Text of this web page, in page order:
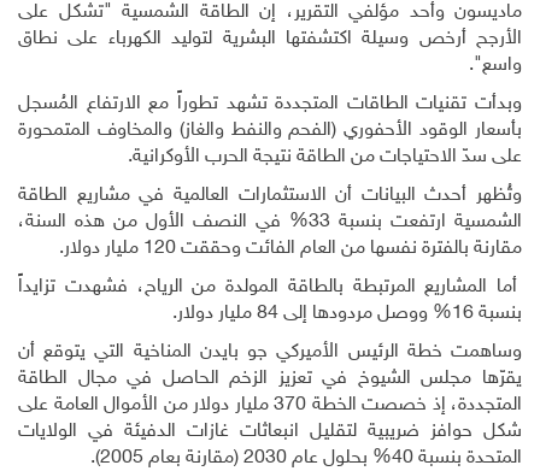
ماديسون وأحد مؤلفي التقرير، إن الطاقة الشمسية "تشكل على
الأرجح أرخص وسيلة اكتشفتها البشرية لتوليد الكهرباء على نطاق
واسع".
وبدأت تقنيات الطاقات المتجددة تشهد تطوراً مع الارتفاع المُسجل
بأسعار الوقود الأحفوري (الفحم والنفط والغاز) والمخاوف المتمحورة
على سدّ الاحتياجات من الطاقة نتيجة الحرب الأوكرانية.
وتُظهر أحدث البيانات أن الاستثمارات العالمية في مشاريع الطاقة
الشمسية ارتفعت بنسبة 33% في النصف الأول من هذه السنة،
مقارنة بالفترة نفسها من العام الفائت وحققت 120 مليار دولار.
أما المشاريع المرتبطة بالطاقة المولدة من الرياح، فشهدت تزايداً
بنسبة 16% ووصل مردودها إلى 84 مليار دولار
.
وساهمت خطة الرئيس الأميركي جو بايدن المناخية التي يتوقع أن
يقرّها مجلس الشيوخ في تعزيز الزخم الحاصل في مجال الطاقة
المتجددة، إذ خصصت الخطة 370 مليار دولار من الأموال العامة على
شكل حوافز ضريبية لتقليل انبعاثات غازات الدفيئة في الولايات
المتحدة بنسبة 40% بحلول عام 2030 (مقارنة بعام 2005)
.